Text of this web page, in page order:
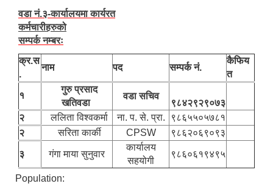
वडा नं.३-कार्यालयमा कार्यरत
कर्मचारीहरुको
सम्पर्क नम्बरः
क्र.स
.
नाम पद सम्पर्क नं.
कैफिय
त
१
गुरु प्रसाद
खतिवडा
वडा सचिव
९८४२९२९०७३
२
ललिता विश्वकर्मा ना. प. से. प्रा.
९८६५५०५७८१
२
सरिता कार्की CPSW ९८६२०६९०९३
३ गंगा माया सुनुवार
कार्यालय
सहयोगी
९८६०६१९४९५
Population: